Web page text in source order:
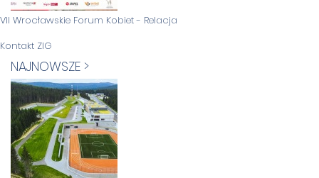
VII Wrocławskie Forum Kobiet - Relacja
Kontakt ZIG
NAJNOWSZE >